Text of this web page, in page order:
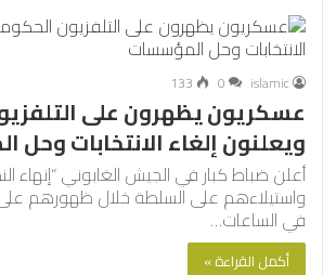
islamic
0
133
عسكريون يظهرون على
ويعلنون إلغاء الانتخابات
أعلن ضباط كبار في الجيش الغابوني “إنهاء
في الساعات…
أكمل القراءة »